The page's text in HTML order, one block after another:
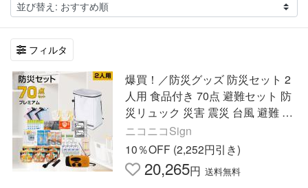
フィルタ
爆買！／防災グッズ 防災セット 2
人用 食品付き 70点 避難セット 防
災リュック 災害 震災 台風 避難 緊
急 非常用 保存食 保存水 寝袋 非常
用トイレ fz-pm02
ニコニコSign
10％OFF (2,252円引き)
20,265円 送料無料